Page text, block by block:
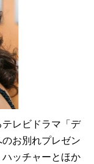
レビドラマ「デ
お別れプレゼン
ッチャーとほか